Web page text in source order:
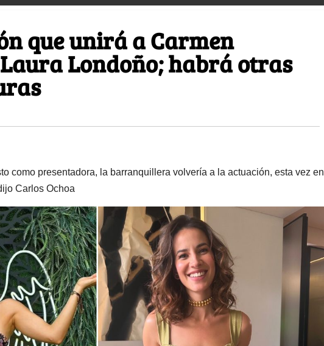
que unirá a Carmen
Londoño; habrá otras
como presentadora, la barranquillera volvería a la actuación, esta vez en
Carlos Ochoa